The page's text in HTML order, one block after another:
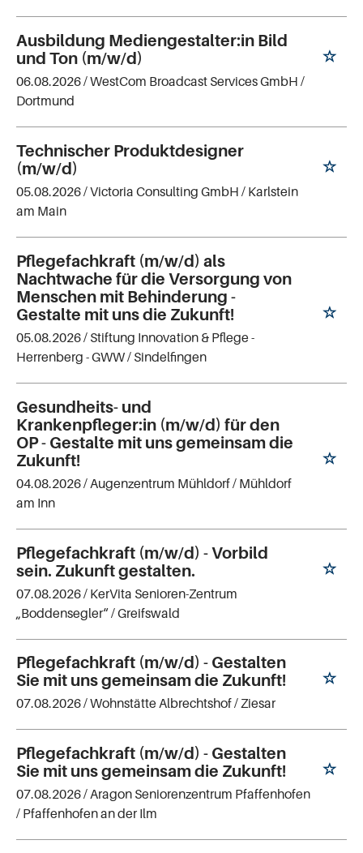
Ausbildung Mediengestalter:in Bild
und Ton (m/w/d)
06.08.2026 /WestCom Broadcast Services GmbH /
Dortmund
Technischer Produktdesigner
(m/w/d)
05.08.2026 /Victoria Consulting GmbH / Karlstein
am Main
Pflegefachkraft (m/w/d) als
Nachtwache für die Versorgung von
Menschen mit Behinderung -
Gestalte mit uns die Zukunft!
05.08.2026 / Stiftung Innovation & Pflege -
Herrenberg - GWW/ Sindelfingen
Gesundheits- und
Krankenpfleger:in (m/w/d) für den
OP - Gestalte mit uns gemeinsam die
Zukunft!
04.08.2026 / Augenzentrum Mühldorf/ Mühldorf
am Inn
Pflegefachkraft (m/w/d) - Vorbild
sein. Zukunft gestalten.
07.08.2026 / KerVita Senioren-Zentrum
„Boddensegler“/ Greifswald
Pflegefachkraft (m/w/d) - Gestalten
Sie mit uns gemeinsam die Zukunft!
07.08.2026 /Wohnstätte Albrechtshof/ Ziesar
Pflegefachkraft (m/w/d) - Gestalten
Sie mit uns gemeinsam die Zukunft!
07.08.2026 /Aragon Seniorenzentrum Pfaffenhofen
/ Pfaffenhofen an der Ilm